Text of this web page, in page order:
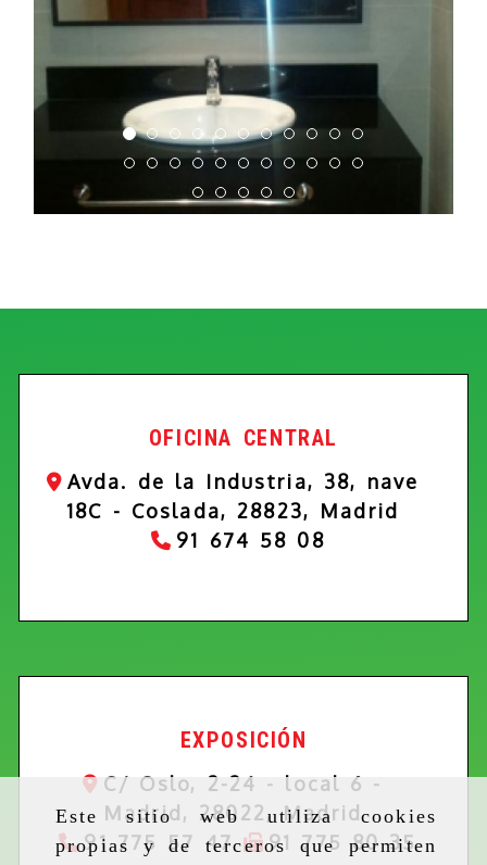
Este sitio web utiliza cookies
propias y de terceros que permiten
OFICINA CENTRAL
Avda. de la Industria, 38, nave
18C - Coslada,28823, Madrid
91 674 58 08
EXPOSICIÓN
C/ Oslo, 2-24 - local 6 -
Madrid, 28022,Madrid
91 775 57 47
91 775 80 35